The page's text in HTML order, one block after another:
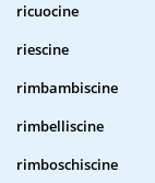
ricuocine
riescine
rimbambiscine
rimbelliscine
rimboschiscine